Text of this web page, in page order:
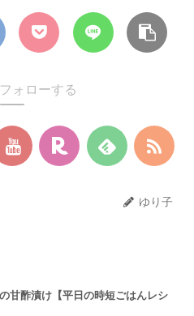
ォローする
ゆり子
甘酢漬け【平日の時短ごはんレシ